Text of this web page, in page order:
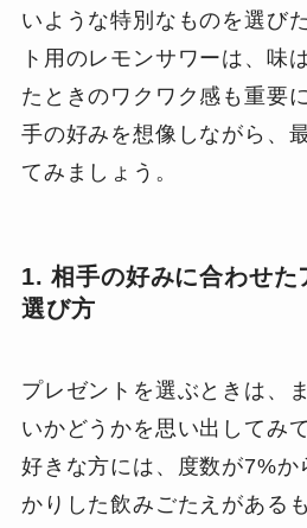
いような特別なものを選び
ト用のレモンサワーは、味
たときのワクワク感も重要
手の好みを想像しながら、
てみましょう。
1. 相手の好みに合わせた
選び方
プレゼントを選ぶときは、
いかどうかを思い出してみ
好きな方には、度数が7%か
かりした飲みごたえがある